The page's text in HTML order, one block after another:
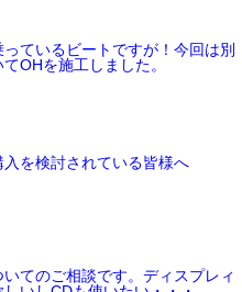
ているビートですが！今回は別
OHを施工しました。
を検討されている皆様へ
てのご相談です。ディスプレィ